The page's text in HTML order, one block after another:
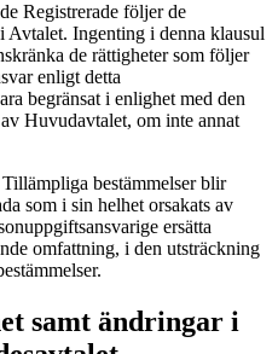
Registrerade följer de
Avtalet. Ingenting i denna klausul
de rättigheter som följer
enligt detta
begränsat i enlighet med den
Huvudavtalet, om inte annat
bestämmelser blir
som i sin helhet orsakats av
ersätta
omfattning, i den utsträckning
samt ändringar i